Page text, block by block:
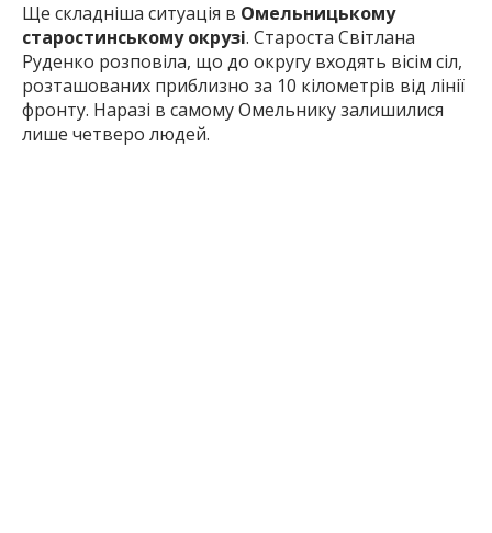
Ще складніша ситуація в Омельницькому
старостинському окрузі. Староста Світлана
Руденко розповіла, що до округу входять вісім сіл,
розташованих приблизно за 10 кілометрів від лінії
фронту. Наразі в самому Омельнику залишилися
лише четверо людей.